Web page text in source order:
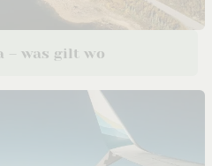
– was gilt wo